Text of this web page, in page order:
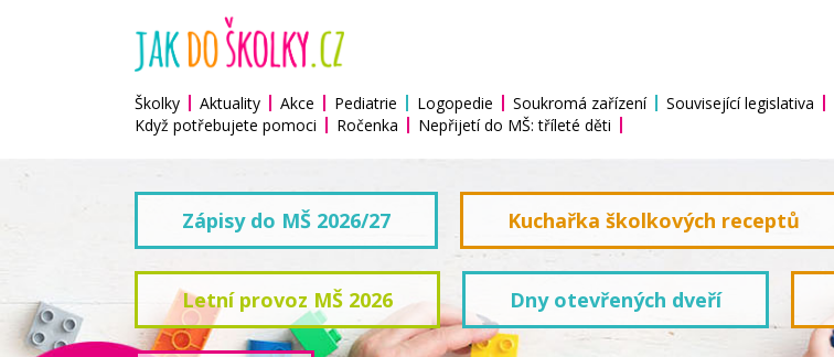
Školky Aktuality Akce Pediatrie Logopedie Soukromá zařízení Související legislativa
Když potřebujete pomoci
Ročenka Nepřijetí do MŠ: tříleté děti
Zápisy do MŠ 2026/27 Kuchařka školkových receptů
Letní provoz MŠ 2026 Dny otevřených dveří